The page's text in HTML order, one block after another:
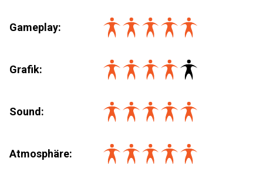
Gameplay:
Grafik:
Sound:
Atmosphäre: